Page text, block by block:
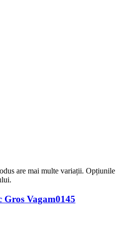
are mai multe variații. Opțiunile
Vagam0145